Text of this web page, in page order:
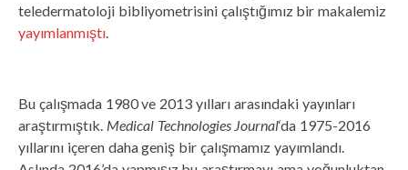
teledermatoloji bibliyometrisini çalıştığımız bir makalemiz
yayımlanmıştı.
Bu çalışmada 1980 ve 2013 yılları arasındaki yayınları
araştırmıştık. Medical Technologies Journal‘da 1975-2016
yıllarını içeren daha geniş bir çalışmamız yayımlandı.